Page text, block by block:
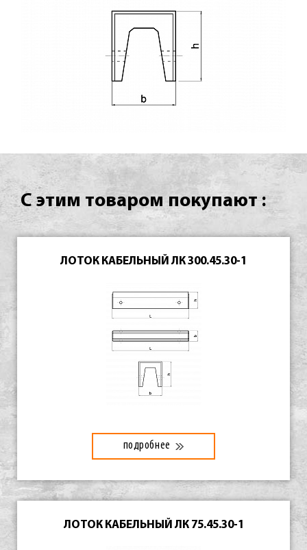
С этим товаром покупают :
ЛОТОК КАБЕЛЬНЫЙ ЛК 300.45.30-1
подробнее
ЛОТОК КАБЕЛЬНЫЙ ЛК 75.45.30-1